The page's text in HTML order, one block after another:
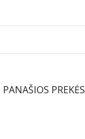
PANAŠIOS PREKĖS